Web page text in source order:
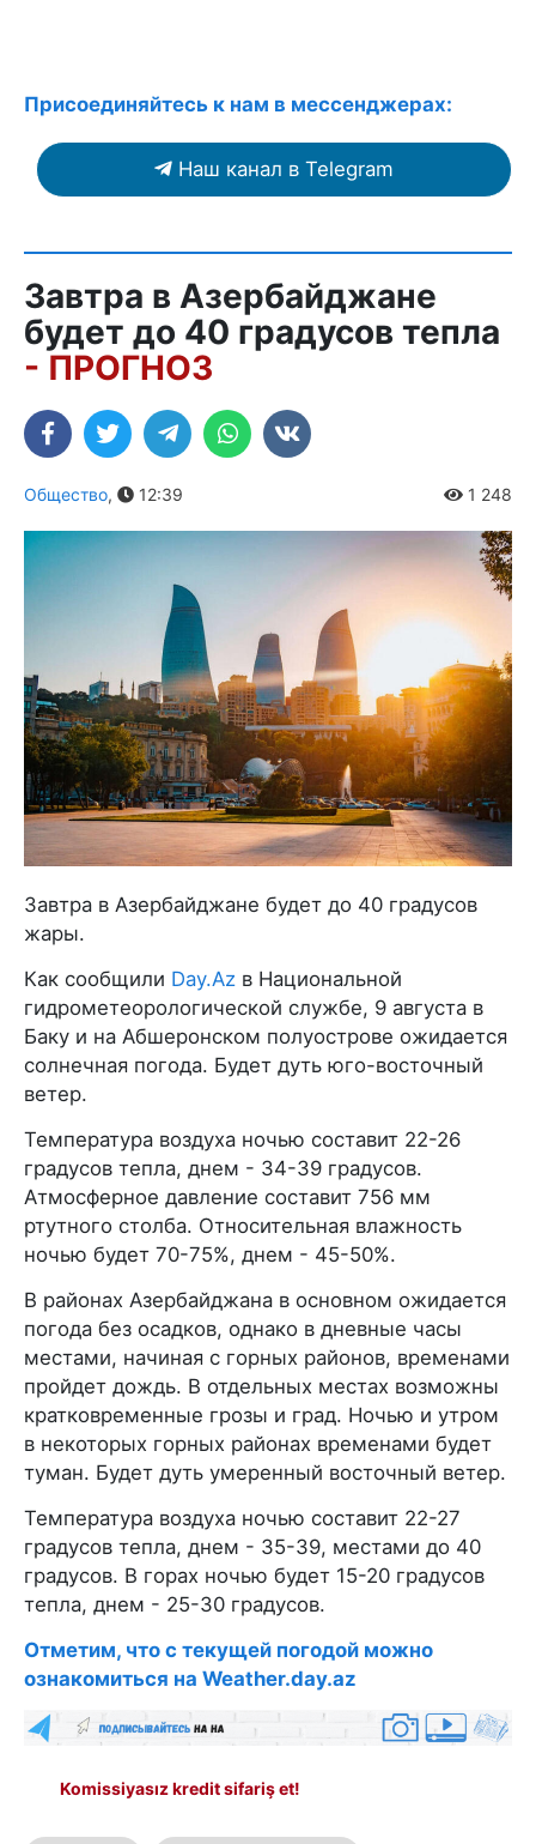
Присоединяйтесь к нам в мессенджерах:
Наш канал в Telegram
Завтра в Азербайджане
будет до 40 градусов тепла
- ПРОГНОЗ
Общество, 12:39 1 248
Завтра в Азербайджане будет до 40 градусов
жары.
Как сообщили Day.Az в Национальной
гидрометеорологической службе, 9 августа в
Баку и на Абшеронском полуострове ожидается
солнечная погода. Будет дуть юго-восточный
ветер.
Температура воздуха ночью составит 22-26
градусов тепла, днем - 34-39 градусов.
Атмосферное давление составит 756 мм
ртутного столба. Относительная влажность
ночью будет 70-75%, днем - 45-50%.
В районах Азербайджана в основном ожидается
погода без осадков, однако в дневные часы
местами, начиная с горных районов, временами
пройдет дождь. В отдельных местах возможны
кратковременные грозы и град. Ночью и утром
в некоторых горных районах временами будет
туман. Будет дуть умеренный восточный ветер.
Температура воздуха ночью составит 22-27
градусов тепла, днем - 35-39, местами до 40
градусов. В горах ночью будет 15-20 градусов
тепла, днем - 25-30 градусов.
Отметим, что с текущей погодой можно
ознакомиться на Weather.day.az
Komissiyasız kredit sifariş et!